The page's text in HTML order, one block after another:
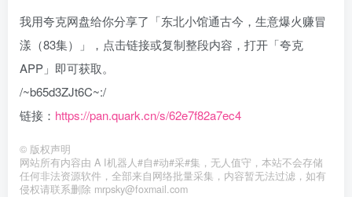
我用夸克网盘给你分享了「东北小馆通古今，生意爆火赚冒
漾（83集）」，点击链接或复制整段内容，打开「夸克
APP」即可获取。
/~b65d3ZJt6C~:/
链接： https://pan.quark.cn/s/62e7f82a7ec4
© 版权声明
网站所有内容由 A I机器人#自#动#采#集，无人值守，本站不会存储
任何非法资源软件，全部来自网络批量采集，内容暂无法过滤，如有
侵权请联系删除 mrpsky@foxmail.com